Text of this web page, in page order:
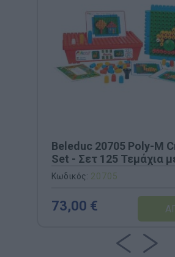
Beleduc 20705 Poly-M
Set - Σετ 125 Τεμάχια
Σχεδίων
Κωδικός: 20705
73,00 €